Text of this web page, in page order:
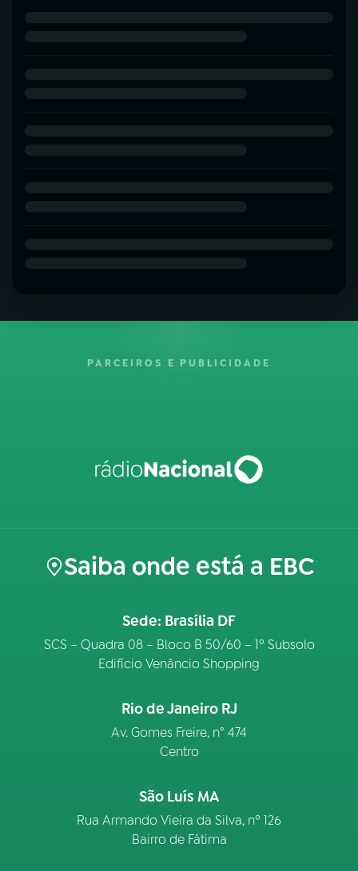
PARCEIROS E PUBLICIDADE
Saiba onde está a EBC
Sede: Brasília DF
SCS – Quadra 08 – Bloco B 50/60 – 1º Subsolo
Edifício Venâncio Shopping
Rio de Janeiro RJ
Av. Gomes Freire, n° 474
Centro
São Luís MA
Rua Armando Vieira da Silva, nº 126
Bairro de Fátima